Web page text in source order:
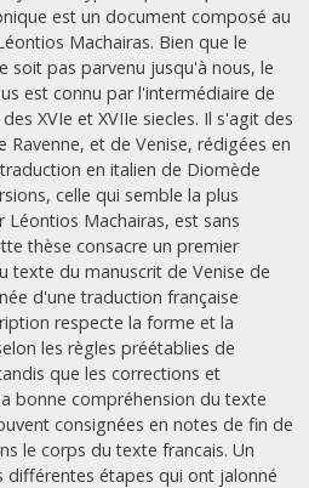
est un document composé au
Machairas. Bien que le
soit pas parvenu jusqu'à nous, le
est connu par l'intermédiaire de
XVIe et XVIIe siecles. Il s'agit des
et de Venise, rédigées en
en italien de Diomède
celle qui semble la plus
Machairas, est sans
thèse consacre un premier
texte du manuscrit de Venise de
d'une traduction française
respecte la forme et la
les règles préétablies de
que les corrections et
bonne compréhension du texte
consignées en notes de fin de
le corps du texte francais. Un
différentes étapes qui ont jalonné